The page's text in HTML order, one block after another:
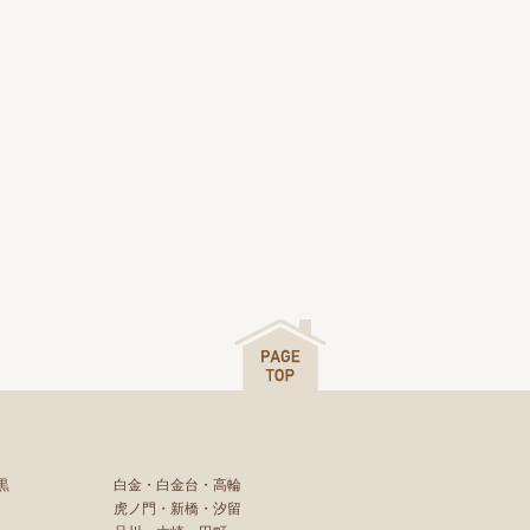
白金・白金台・高輪
虎ノ門・新橋・汐留